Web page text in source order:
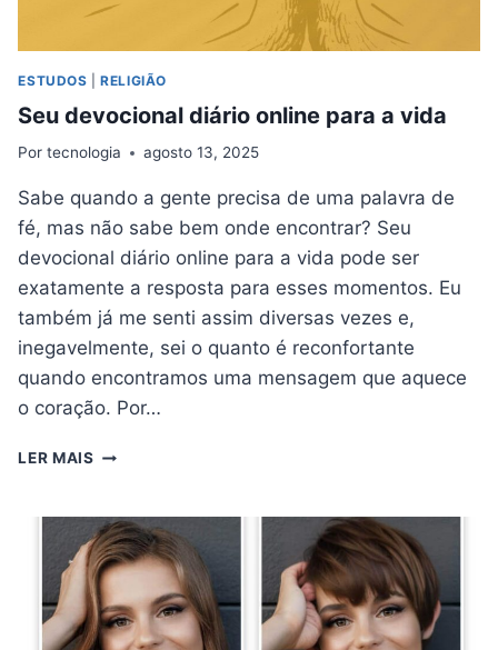
ESTUDOS |RELIGIÃO
Seu devocional diário online para a vida
Por tecnologia agosto 13, 2025
Sabe quando a gente precisa de uma palavra de
fé, mas não sabe bem onde encontrar? Seu
devocional diário online para a vida pode ser
exatamente a resposta para esses momentos. Eu
também já me senti assim diversas vezes e,
inegavelmente, sei o quanto é reconfortante
quando encontramos uma mensagem que aquece
o coração. Por…
LER MAIS SEU
ONLINE
PARA
A
VIDA